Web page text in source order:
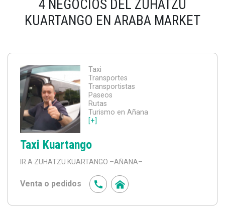
4 NEGOCIOS DEL ZUHATZU
KUARTANGO EN ARABA MARKET
Taxi
Transportes
Transportistas
Paseos
Rutas
Turismo en Añana
[+]
Taxi Kuartango
IR A ZUHATZU KUARTANGO –AÑANA–
Venta o pedidos